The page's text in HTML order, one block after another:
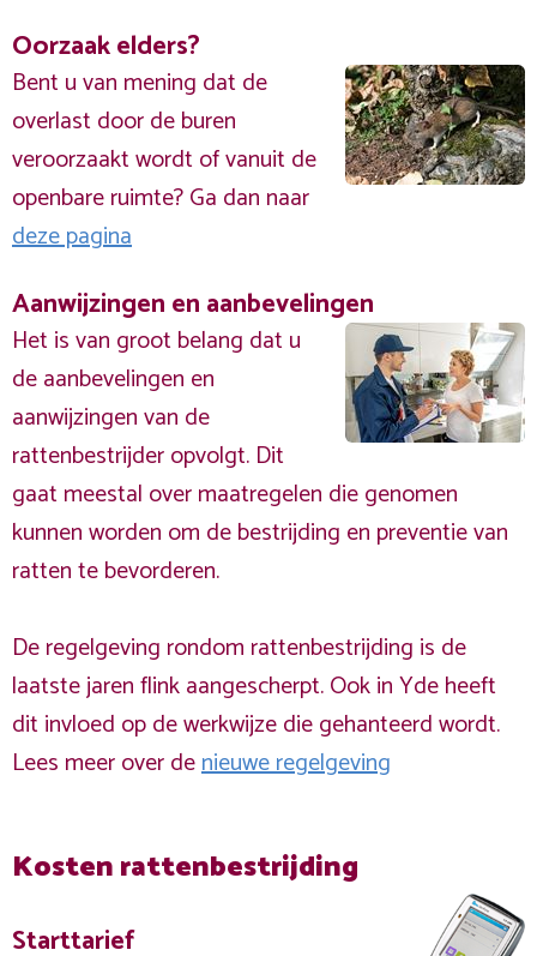
Oorzaak elders?
Bent u van mening dat de
overlast door de buren
veroorzaakt wordt of vanuit de
openbare ruimte? Ga dan naar
deze pagina
Aanwijzingen en aanbevelingen
Het is van groot belang dat u
de aanbevelingen en
aanwijzingen van de
rattenbestrijder opvolgt. Dit
gaat meestal over maatregelen die genomen
kunnen worden om de bestrijding en preventie van
ratten te bevorderen.
De regelgeving rondom rattenbestrijding is de
laatste jaren flink aangescherpt. Ook in Yde heeft
dit invloed op de werkwijze die gehanteerd wordt.
Lees meer over denieuwe regelgeving
Kosten rattenbestrijding
Starttarief